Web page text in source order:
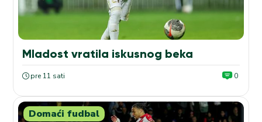
Mladost vratila iskusnog beka
pre 11 sati 0
Domaći fudbal